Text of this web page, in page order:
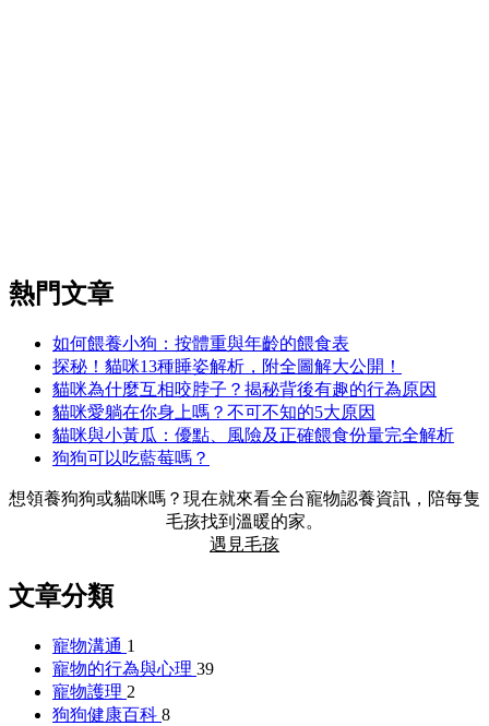
熱門文章
如何餵養小狗：按體重與年齡的餵食表
探秘！貓咪13種睡姿解析，附全圖解大公開！
貓咪為什麼互相咬脖子？揭秘背後有趣的行為原因
貓咪愛躺在你身上嗎？不可不知的5大原因
貓咪與小黃瓜：優點、風險及正確餵食份量完全解析
狗狗可以吃藍莓嗎？
想領養狗狗或貓咪嗎？現在就來看全台寵物認養資訊，陪每隻
毛孩找到溫暖的家。
遇見毛孩
文章分類
寵物溝通 1
寵物的行為與心理 39
寵物護理 2
狗狗健康百科 8